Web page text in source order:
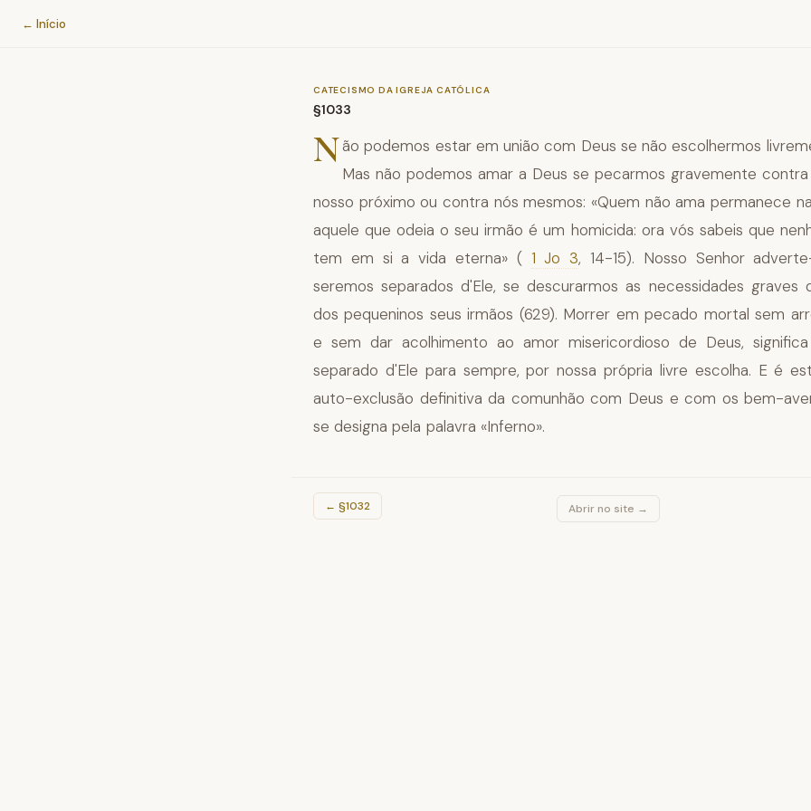
Catecismo da Igreja Católica
← Início
CATECISMO DA IGREJA CATÓLICA
§1033
Não podemos estar em união com Deus se não escolhermos
Mas não podemos amar a Deus se pecarmos gravemente
nosso próximo ou contra nós mesmos: «Quem não ama permanece
aquele que odeia o seu irmão é um homicida: ora vós sabeis que
tem em si a vida eterna» ( 1 Jo 3, 14-15). Nosso Senhor
seremos separados d'Ele, se descurarmos as necessidades graves
dos pequeninos seus irmãos (629). Morrer em pecado mortal sem
e sem dar acolhimento ao amor misericordioso de Deus,
separado d'Ele para sempre, por nossa própria livre escolha. E é
auto-exclusão definitiva da comunhão com Deus e com os bem-
se designa pela palavra «Inferno».
← §1032 Abrir no site →